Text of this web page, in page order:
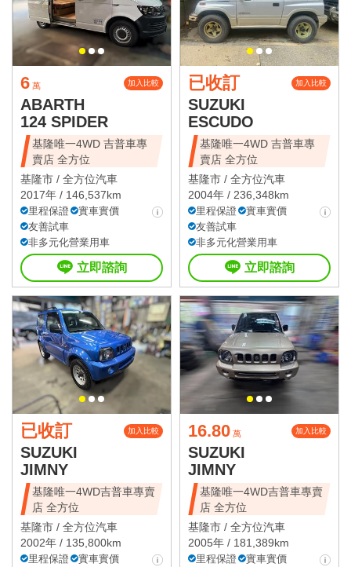
6 萬 加入比較
ABARTH
124 SPIDER
基隆唯一4WD 吉普車專
賣店 全方位
基隆市 / 全方位汽車
2017年 / 146,537km
里程保證
實車實價
友善試車
非多元化營業用車
立即諮詢
已收訂 加入比較
SUZUKI
ESCUDO
基隆唯一4WD 吉普車專
賣店 全方位
基隆市 / 全方位汽車
2004年 / 236,348km
里程保證
實車實價
友善試車
非多元化營業用車
立即諮詢
已收訂 加入比較
SUZUKI
JIMNY
基隆唯一4WD吉普車專賣
店 全方位
基隆市 / 全方位汽車
2002年 / 135,800km
里程保證
實車實價
16.80 萬 加入比較
SUZUKI
JIMNY
基隆唯一4WD吉普車專賣
店 全方位
基隆市 / 全方位汽車
2005年 / 181,389km
里程保證
實車實價